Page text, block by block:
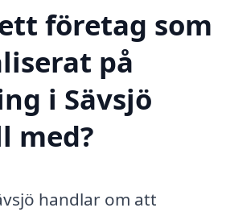
företag som
på
i Sävsjö
med?
handlar om att